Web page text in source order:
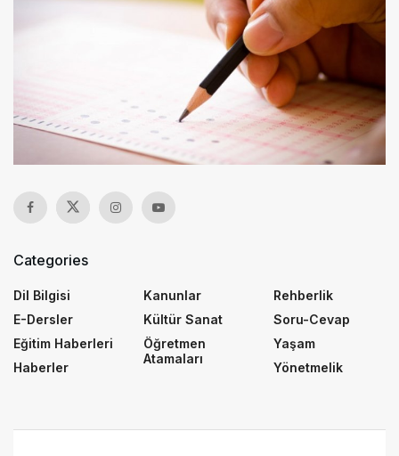
Categories
Dil Bilgisi
E-Dersler
Eğitim Haberleri
Haberler
Kanunlar
Kültür Sanat
Öğretmen
Atamaları
Rehberlik
Soru-Cevap
Yaşam
Yönetmelik